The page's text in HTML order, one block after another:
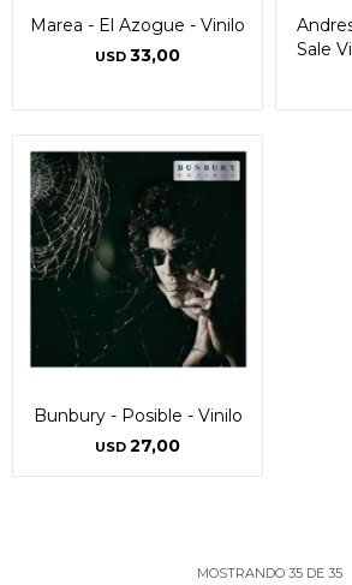
Marea - El Azogue - Vinilo
USD 33,00
Sale
Bunbury - Posible - Vinilo
USD 27,00
MOSTRANDO 35DE 35